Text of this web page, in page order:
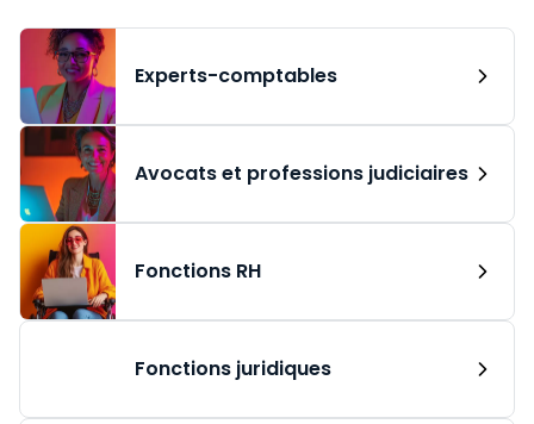
Experts-comptables
Avocats et professions judiciaires
Fonctions RH
Fonctions juridiques